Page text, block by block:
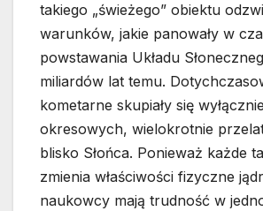
takiego „świeżego” obiektu
warunków, jakie panowały w
powstawania Układu
miliardów lat temu.
kometarne skupiały się
okresowych, wielokrotnie
blisko Słońca. Ponieważ każde
zmienia właściwości fizyczne
naukowcy mają trudność w